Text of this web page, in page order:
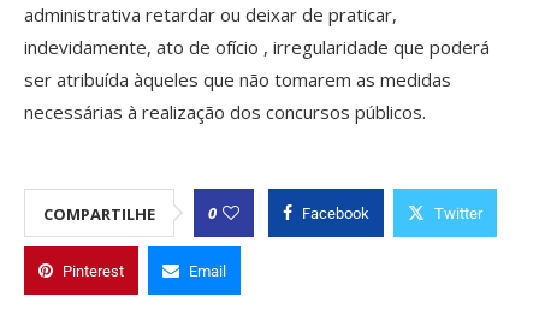
administrativa retardar ou deixar de praticar,
indevidamente, ato de ofício , irregularidade que poderá
ser atribuída àqueles que não tomarem as medidas
necessárias à realização dos concursos públicos.
COMPARTILHE 0 Facebook Twitter
Pinterest Email